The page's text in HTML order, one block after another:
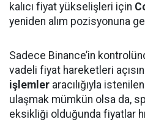
kalıcı fiyat yükselişleri için
yeniden alım pozisyonuna
Sadece Binance’in
vadeli fiyat hareketleri
işlemler aracılığıyla
ulaşmak mümkün olsa da,
eksikliği olduğunda fiyatlar